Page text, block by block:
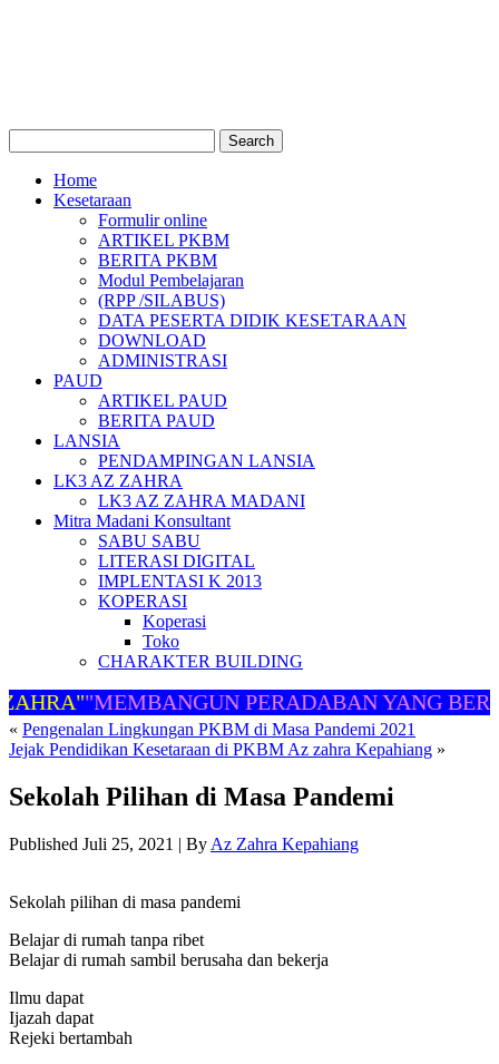
Home
Kesetaraan
Formulir online
ARTIKEL PKBM
BERITA PKBM
Modul Pembelajaran
(RPP /SILABUS)
DATA PESERTA DIDIK KESETARAAN
DOWNLOAD
ADMINISTRASI
PAUD
ARTIKEL PAUD
BERITA PAUD
LANSIA
PENDAMPINGAN LANSIA
LK3 AZ ZAHRA
LK3 AZ ZAHRA MADANI
Mitra Madani Konsultant
SABU SABU
LITERASI DIGITAL
IMPLENTASI K 2013
KOPERASI
Koperasi
Toko
CHARAKTER BUILDING
"MEMBANGUN PERADABAN YANG
« Pengenalan Lingkungan PKBM di Masa Pandemi 2021
Jejak Pendidikan Kesetaraan di PKBM Az zahra Kepahiang »
Sekolah Pilihan di Masa Pandemi
Published Juli 25, 2021 | By Az Zahra Kepahiang
Sekolah pilihan di masa pandemi
Belajar di rumah tanpa ribet
Belajar di rumah sambil berusaha dan bekerja
Ilmu dapat
Ijazah dapat
Rejeki bertambah